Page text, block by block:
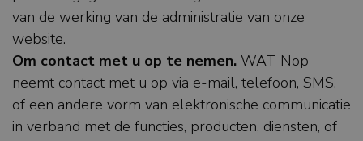
van de werking van de administratie van onze
website.
Om contact met u op te nemen. WAT Nop
neemt contact met u op via e-mail, telefoon, SMS,
of een andere vorm van elektronische communicatie
in verband met de functies, producten, diensten, of